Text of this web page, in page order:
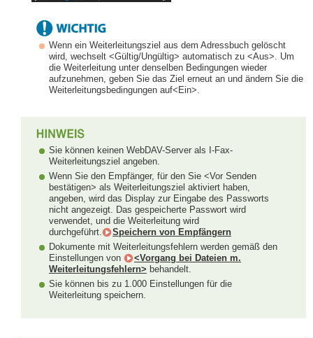
Wenn ein Weiterleitungsziel aus dem Adressbuch gelöscht
wird, wechselt <Gültig/Ungültig> automatisch zu <Aus>. Um
die Weiterleitung unter denselben Bedingungen wieder
aufzunehmen, geben Sie das Ziel erneut an und ändern Sie die
Weiterleitungsbedingungen auf<Ein>.
Sie können keinen WebDAV-Server als I-Fax-
Weiterleitungsziel angeben.
Wenn Sie den Empfänger, für den Sie <Vor Senden
bestätigen> als Weiterleitungsziel aktiviert haben,
angeben, wird das Display zur Eingabe des Passworts
nicht angezeigt. Das gespeicherte Passwort wird
verwendet, und die Weiterleitung wird
durchgeführt.
Speichern von Empfängern
Dokumente mit Weiterleitungsfehlern werden gemäß den
Einstellungen von
<Vorgang bei Dateien m.
Weiterleitungsfehlern> behandelt.
Sie können bis zu 1.000 Einstellungen für die
Weiterleitung speichern.